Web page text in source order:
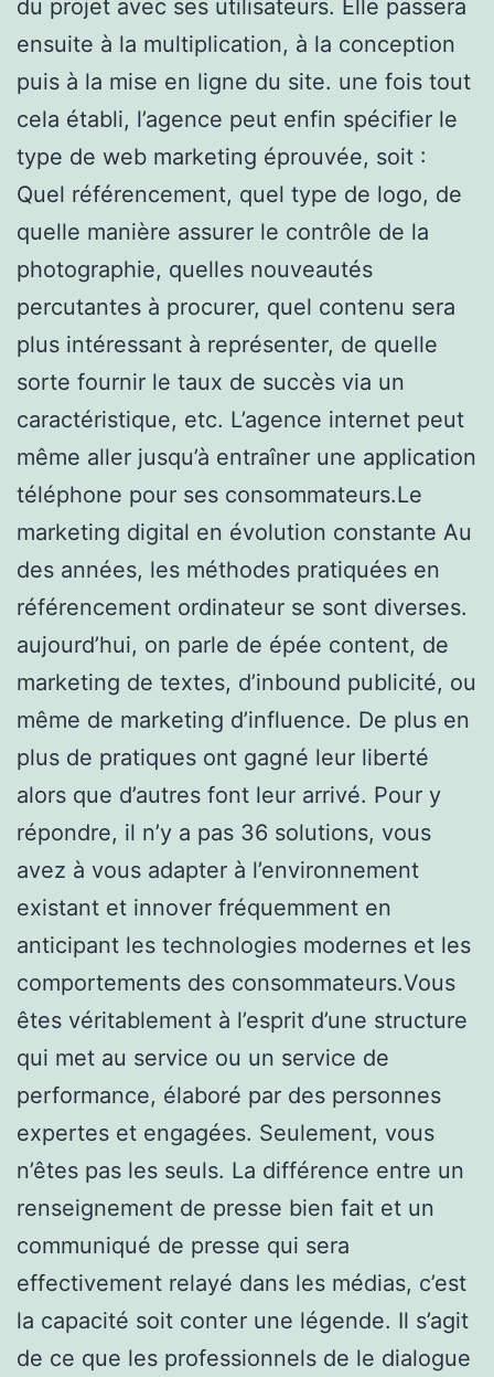
du projet avec ses utilisateurs. Elle passera
ensuite à la multiplication, à la conception
puis à la mise en ligne du site. une fois tout
cela établi, l’agence peut enfin spécifier le
type de web marketing éprouvée, soit :
Quel référencement, quel type de logo, de
quelle manière assurer le contrôle de la
photographie, quelles nouveautés
percutantes à procurer, quel contenu sera
plus intéressant à représenter, de quelle
sorte fournir le taux de succès via un
caractéristique, etc. L’agence internet peut
même aller jusqu’à entraîner une application
téléphone pour ses consommateurs.Le
marketing digital en évolution constante Au
des années, les méthodes pratiquées en
référencement ordinateur se sont diverses.
aujourd’hui, on parle de épée content, de
marketing de textes, d’inbound publicité, ou
même de marketing d’influence. De plus en
plus de pratiques ont gagné leur liberté
alors que d’autres font leur arrivé. Pour y
répondre, il n’y a pas 36 solutions, vous
avez à vous adapter à l’environnement
existant et innover fréquemment en
anticipant les technologies modernes et les
comportements des consommateurs.Vous
êtes véritablement à l’esprit d’une structure
qui met au service ou un service de
performance, élaboré par des personnes
expertes et engagées. Seulement, vous
n’êtes pas les seuls. La différence entre un
renseignement de presse bien fait et un
communiqué de presse qui sera
effectivement relayé dans les médias, c’est
la capacité soit conter une légende. Il s’agit
de ce que les professionnels de le dialogue